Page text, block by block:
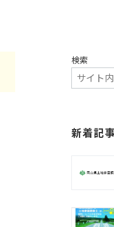
検索
新着記